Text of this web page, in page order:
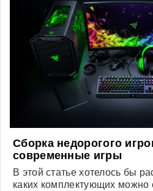
Сборка недорогого
современные игры
В этой статье хотелось бы
каких комплектующих можно